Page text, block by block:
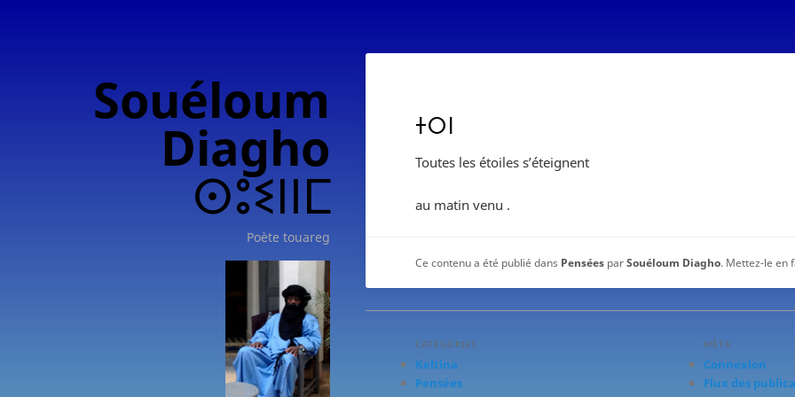
Souéloum
Diagho
ⵙⵓⵉⵏⵏⵎ
Poète touareg
ⵜⵔⵏ
Toutes les étoiles s’éteignent
au matin venu .
Ce contenu a été publié dans Pensées parSouéloum Diagho. Mettez-le en
CATÉGORIES
Keltina
Pensées
MÉTA
Connexion
Flux des